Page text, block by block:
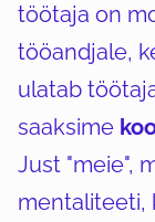
töötaja on
tööandjale,
ulatab
saaksime
Just "meie",
mentaliteeti,